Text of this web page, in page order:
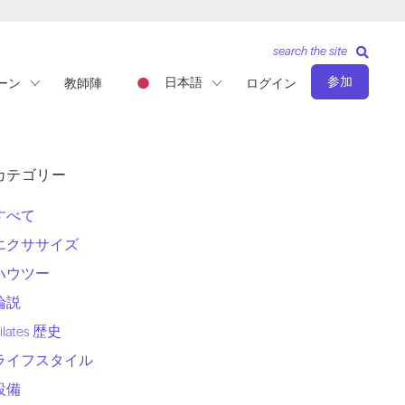
ン 教師陣 日本語 ログイン 参加
search the site
テゴリー
べて
クササイズ
ウツー
説
歴史
イフスタイル
備